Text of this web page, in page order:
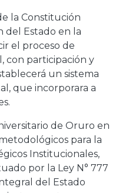
la Constitución
del Estado en la
el proceso de
con participación y
un sistema
que incorporara a
de Oruro en
para la
Institucionales,
por la Ley N° 777
del Estado